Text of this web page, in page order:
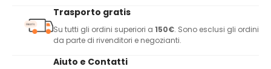
Trasporto gratis
Su tutti gli ordini superiori a 150€. Sono esclusi gli ordini
da parte di rivenditori e negozianti.
Aiuto e Contatti